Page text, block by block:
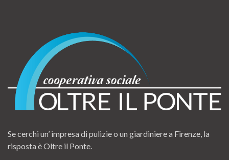
Se cerchi un’ impresa di pulizie o un giardiniere a Firenze, la
risposta è Oltre il Ponte.